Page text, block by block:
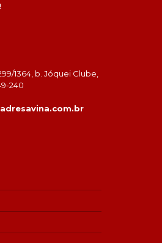
1364, b. Jóquei Clube,
240